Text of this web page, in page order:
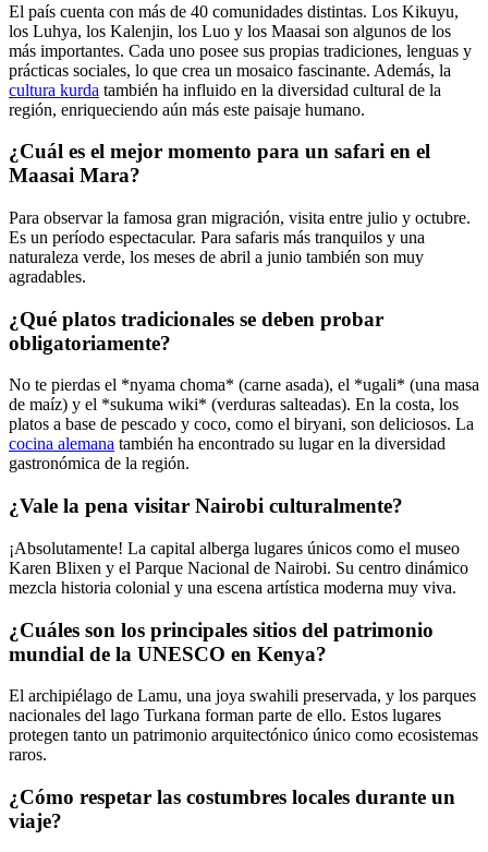
El país cuenta con más de 40 comunidades distintas. Los Kikuyu,
los Luhya, los Kalenjin, los Luo y los Maasai son algunos de los
más importantes. Cada uno posee sus propias tradiciones, lenguas y
prácticas sociales, lo que crea un mosaico fascinante. Además, la
cultura kurda también ha influido en la diversidad cultural de la
región, enriqueciendo aún más este paisaje humano.
¿Cuál es el mejor momento para un safari en el
Maasai Mara?
Para observar la famosa gran migración, visita entre julio y octubre.
Es un período espectacular. Para safaris más tranquilos y una
naturaleza verde, los meses de abril a junio también son muy
agradables.
¿Qué platos tradicionales se deben probar
obligatoriamente?
No te pierdas el *nyama choma* (carne asada), el *ugali* (una masa
de maíz) y el *sukuma wiki* (verduras salteadas). En la costa, los
platos a base de pescado y coco, como el biryani, son deliciosos. La
cocina alemana también ha encontrado su lugar en la diversidad
gastronómica de la región.
¿Vale la pena visitar Nairobi culturalmente?
¡Absolutamente! La capital alberga lugares únicos como el museo
Karen Blixen y el Parque Nacional de Nairobi. Su centro dinámico
mezcla historia colonial y una escena artística moderna muy viva.
¿Cuáles son los principales sitios del patrimonio
mundial de la UNESCO en Kenya?
El archipiélago de Lamu, una joya swahili preservada, y los parques
nacionales del lago Turkana forman parte de ello. Estos lugares
protegen tanto un patrimonio arquitectónico único como ecosistemas
raros.
¿Cómo respetar las costumbres locales durante un
viaje?